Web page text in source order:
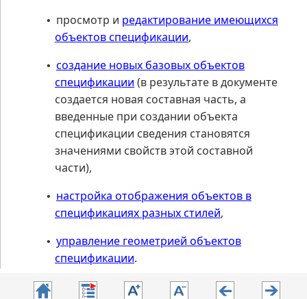
• просмотр и редактирование имеющихся
объектов спецификации,
• создание новых базовых объектов
спецификации (в результате в документе
создается новая составная часть, а
введенные при создании объекта
спецификации сведения становятся
значениями свойств этой составной
части),
• настройка отображения объектов в
спецификациях разных стилей,
• управление геометрией объектов
спецификации.
Подробнее о работе в подчиненном